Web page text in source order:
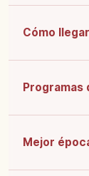
Cómo llegar
Programas
Mejor